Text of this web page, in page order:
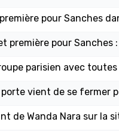
pour Sanches
première pour Sanches
parisien avec
porte vient de se fermer
de Wanda Nara sur la